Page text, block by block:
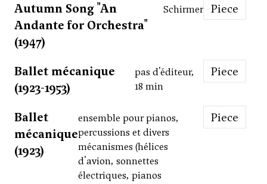
Autumn Song "An
Andante for Orchestra"
(1947)
Schirmer Piece
Ballet mécanique
(1923-1953)
pas d'éditeur,
18 min
Piece
Ballet
mécanique
(1923)
ensemble pour pianos,
percussions et divers
mécanismes (hélices
d'avion, sonnettes
électriques, pianos
Piece